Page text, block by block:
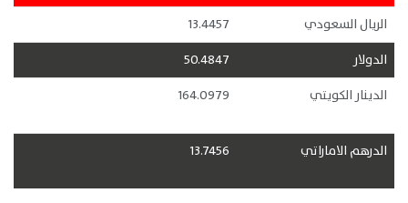
الريال السعودي
13.4457
الدولار
50.4847
الدينار الكويتي
164.0979
الدرهم الاماراتي 13.7456